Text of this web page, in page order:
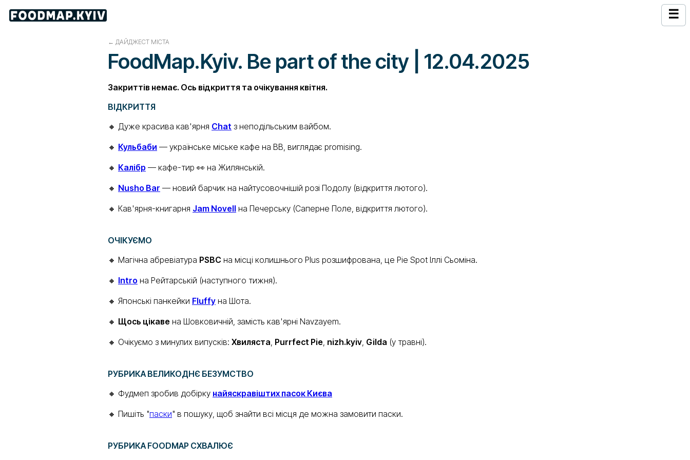
☰
← ДАЙДЖЕСТ МІСТА
FoodMap.Kyiv. Be part of the city | 12.04.2025
Закриттів немає. Ось відкриття та очікування квітня.
ВІДКРИТТЯ
🔸 Дуже красива кав'ярня Chat з неподільським вайбом.
🔸 Кульбаби — українське міське кафе на ВВ, виглядає promising.
🔸 Калібр — кафе-тир 👀 на Жилянській.
🔸 Nusho Bar — новий барчик на найтусовочнішій розі Подолу (відкриття лютого).
🔸 Кав'ярня-книгарня Jam Novell на Печерську (Саперне Поле, відкриття лютого).
ОЧІКУЄМО
🔸 Магічна абревіатура PSBC на місці колишнього Plus розшифрована, це Pie Spot Іллі Сьоміна.
🔸 Intro на Рейтарській (наступного тижня).
🔸 Японські панкейки Fluffy на Шота.
🔸 Щось цікаве на Шовковичній, замість кав'ярні Navzayem.
🔸 Очікуємо з минулих випусків: Хвиляста, Purrfect Pie, nizh.kyiv, Gilda (у травні).
РУБРИКА ВЕЛИКОДНЄ БЕЗУМСТВО
🔸 Фудмеп зробив добірку найяскравіштих пасок Києва
🔸 Пишіть "паски" в пошуку, щоб знайти всі місця де можна замовити паски.
РУБРИКА FOODMAP СХВАЛЮЄ